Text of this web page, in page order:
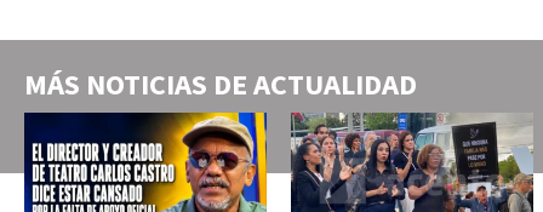
MÁS NOTICIAS DEACTUALIDAD